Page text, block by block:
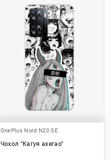
OnePlus Nord N20 SE
Чохол "Кагуя ахегао"